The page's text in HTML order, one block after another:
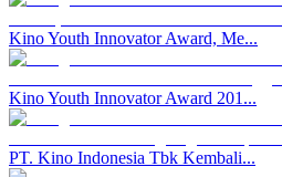
Kino Youth Innovator Award, Me...
Kino Youth Innovator Award 201...
PT. Kino Indonesia Tbk Kembali...